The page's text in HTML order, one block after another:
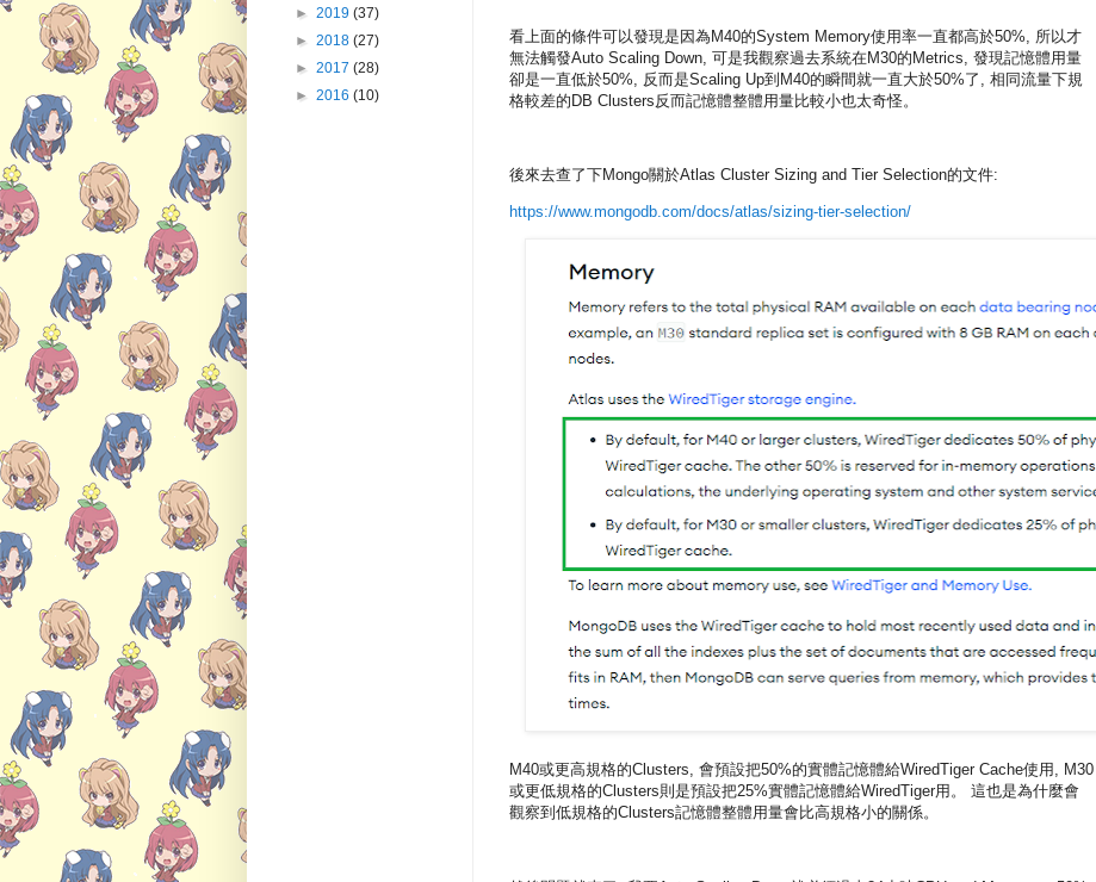
看上面的條件可以發現是因為M40的System Memory使用率一直都高於50%, 所以才
無法觸發Auto Scaling Down, 可是我觀察過去系統在M30的Metrics, 發現記憶體用量
卻是一直低於50%, 反而是Scaling Up到M40的瞬間就一直大於50%了, 相同流量下規
格較差的DB Clusters反而記憶體整體用量比較小也太奇怪。
後來去查了下Mongo關於Atlas Cluster Sizing and Tier Selection的文件:
https://www.mongodb.com/docs/atlas/sizing-tier-selection/
M40或更高規格的Clusters, 會預設把50%的實體記憶體給WiredTiger Cache使用, M30
或更低規格的Clusters則是預設把25%實體記憶體給WiredTiger用。 這也是為什麼會
觀察到低規格的Clusters記憶體整體用量會比高規格小的關係。
► 2019 (37)
► 2018 (27)
► 2017 (28)
► 2016 (10)